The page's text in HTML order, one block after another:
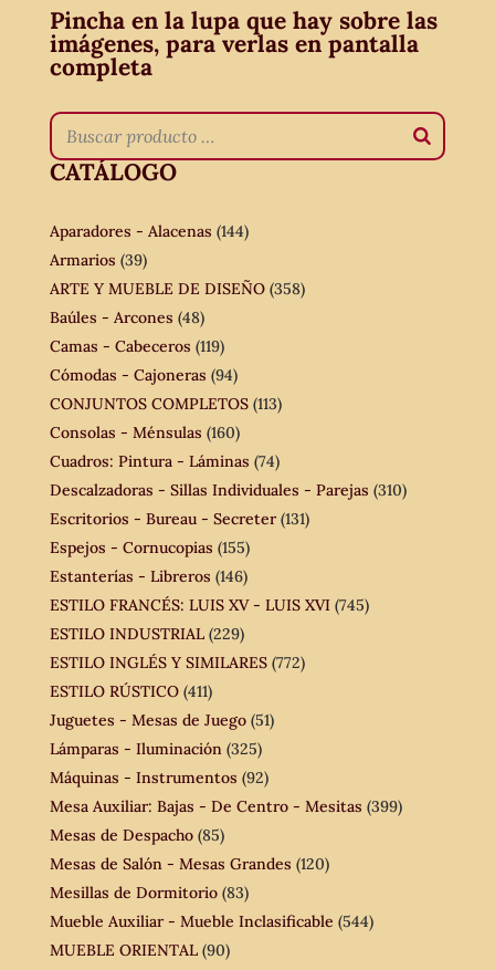
Pincha en la lupa que hay sobre las
imágenes, para verlas en pantalla
completa
CATÁLOGO
Aparadores - Alacenas (144)
Armarios (39)
ARTE Y MUEBLE DE DISEÑO (358)
Baúles - Arcones (48)
Camas - Cabeceros (119)
Cómodas - Cajoneras (94)
CONJUNTOS COMPLETOS (113)
Consolas - Ménsulas (160)
Cuadros: Pintura - Láminas (74)
Descalzadoras - Sillas Individuales - Parejas (310)
Escritorios - Bureau - Secreter (131)
Espejos - Cornucopias (155)
Estanterías - Libreros (146)
ESTILO FRANCÉS: LUIS XV - LUIS XVI (745)
ESTILO INDUSTRIAL (229)
ESTILO INGLÉS Y SIMILARES (772)
ESTILO RÚSTICO (411)
Juguetes - Mesas de Juego (51)
Lámparas - Iluminación (325)
Máquinas - Instrumentos (92)
Mesa Auxiliar: Bajas - De Centro - Mesitas (399)
Mesas de Despacho (85)
Mesas de Salón - Mesas Grandes (120)
Mesillas de Dormitorio (83)
Mueble Auxiliar - Mueble Inclasificable (544)
MUEBLE ORIENTAL (90)